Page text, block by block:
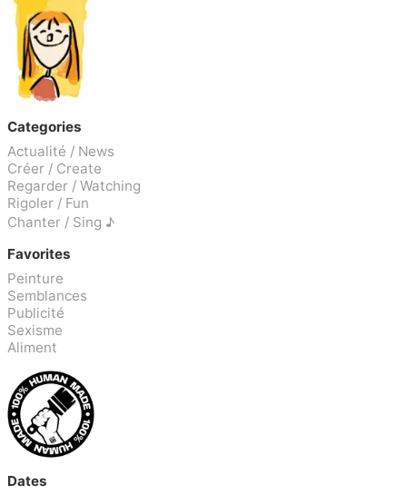
Categories
Actualité / News
Créer / Create
Regarder / Watching
Rigoler / Fun
Chanter / Sing ♪
Favorites
Peinture
Semblances
Publicité
Sexisme
Aliment
Dates